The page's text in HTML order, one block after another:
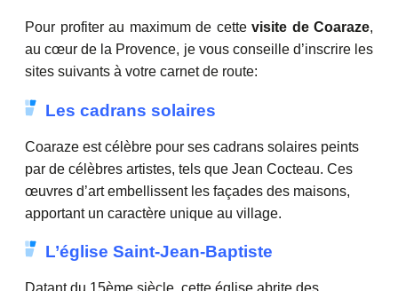
Pour profiter au maximum de cette visite de Coaraze,
au cœur de la Provence, je vous conseille d’inscrire les
sites suivants à votre carnet de route:
Les cadrans solaires
Coaraze est célèbre pour ses cadrans solaires peints
par de célèbres artistes, tels que Jean Cocteau. Ces
œuvres d’art embellissent les façades des maisons,
apportant un caractère unique au village.
L’église Saint-Jean-Baptiste
Datant du 15ème siècle, cette église abrite des